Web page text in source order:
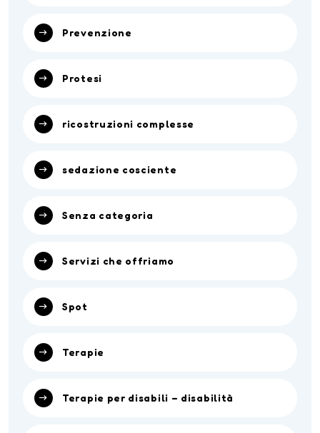
Prevenzione
Protesi
ricostruzioni complesse
sedazione cosciente
Senza categoria
Servizi che offriamo
Spot
Terapie
Terapie per disabili – disabilità